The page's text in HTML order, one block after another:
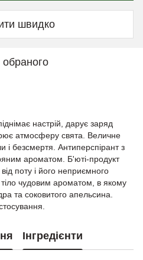
швидко
настрій, дарує заряд
атмосферу свята. Величне
і безсмертя. Антиперспірант з
ароматом. Б'юті-продукт
поту і його неприємного
чудовим ароматом, в якому
та соковитого апельсина.
Інгредієнти